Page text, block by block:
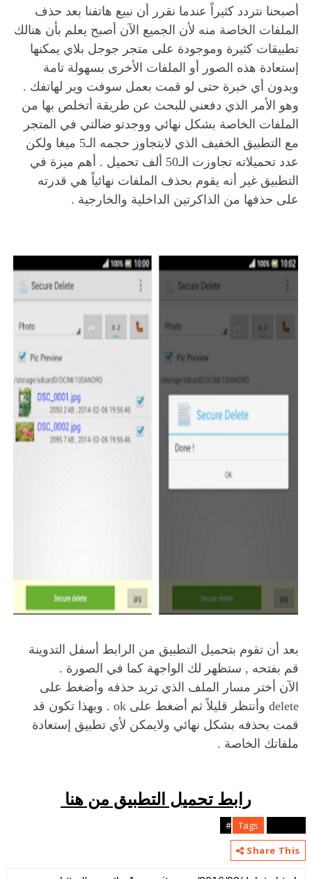
أصبحنا نتردد كثيراً عندما نقرر أن نبيع هاتفنا بعد حذف
الملفات الخاصة منه لأن الجميع الآن أصبح يعلم بأن هنالك
تطبيقات كثيرة وموجودة على متجر جوجل بلاي يمكنها
إستعادة هذه الصور أو الملفات الأخرى بسهولة تامة
وبدون أي خبرة حتى لو قمت بعمل سوفت وير لهاتفك .
وهو الأمر الذي دفعني للبحث عن طريقة أتخلص بها من
الملفات الخاصة بشكل نهائي ووجدتو ضالتي في المتجر
مع التطبيق الخفيف الذي لايتجاوز حجمه الـ5 ميغا ولكن
عدد تحميلاته تجاوزت الـ50 ألف تحميل . أهم ميزة في
التطبيق غير أنه يقوم بحذف الملفات نهائياً هي قدرته
على حذفها من الذاكرتين الداخلية والخارجية .
بعد أن تقوم بتحميل التطبيق من الرابط أسفل التدوينة
قم بفتحه , ستظهر لك الواجهة كما في الصورة .
الآن أختر مسار الملف الذي تريد حذفه وأضغط على
delete وأنتظر قليلاً ثم أضغط على ok . وبهذا تكون قد
قمت بحذفه بشكل نهائي ولايمكن لأي تطبيق إستعادة
ملفاتك الخاصة .
رابط تحميل التطبيق من هنا
Tags
Share This